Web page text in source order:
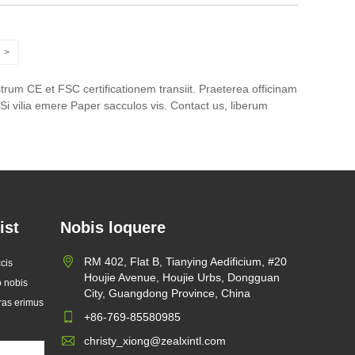
>
CE et FSC certificationem transiit. Praeterea officinam
vilia emere Paper sacculos vis. Contact us, liberum
nobis
erimus
Nobis loquere
RM 402, Flat B, Tianying Aedificium, #20
Houjie Avenue, Houjie Urbs, Dongguan
City, Guangdong Province, China
+86-769-85580985
christy_xiong@zealxintl.com